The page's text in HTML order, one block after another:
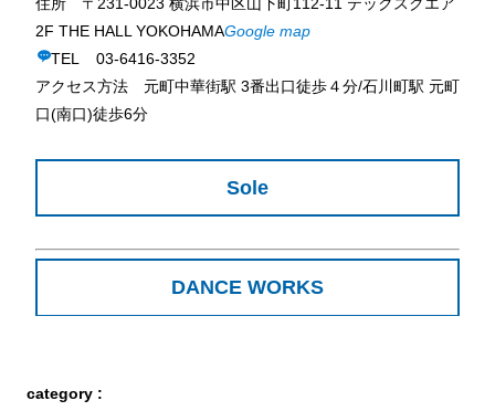
住所 〒231-0023 横浜市中区山下町112-11 テックスクエア
2F THE HALL YOKOHAMAGoogle map
TEL 03-6416-3352
アクセス方法 元町中華街駅 3番出口徒歩４分/石川町駅 元町
口(南口)徒歩6分
Sole
DANCE WORKS
category :